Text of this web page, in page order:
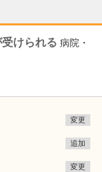
けられる 病院・
変更
追加
変更